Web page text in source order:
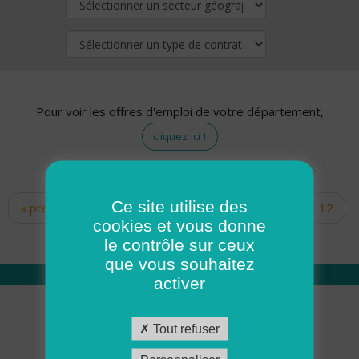
Pour voir les offres d'emploi de votre département,
cliquez ici !
Pages
« premier ‹ précédent … 10
12
14 15 16 17
Qui sommes nous
Académie ADMR
Ce site utilise des
cookies et vous donne
le contrôle sur ceux
que vous souhaitez
activer
Tout refuser